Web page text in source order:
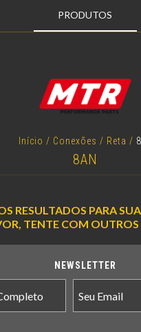
PRODUTOS
Início / Conexões / Reta /
8AN
RESULTADOS PARA
TENTE COM OUTROS
NEWSLETTER